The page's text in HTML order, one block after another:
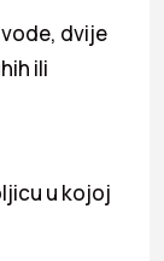
dvije
ili
u kojoj